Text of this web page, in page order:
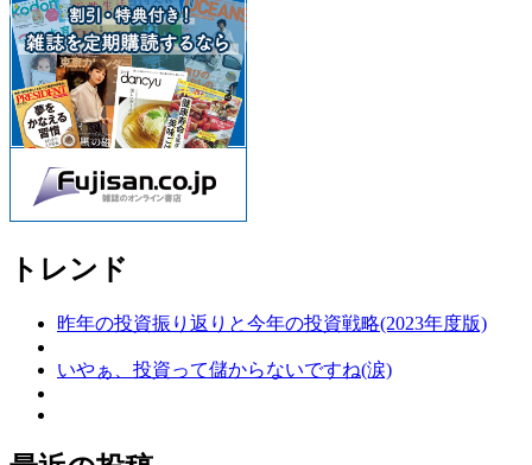
トレンド
昨年の投資振り返りと今年の投資戦略(2023年度版)
いやぁ、投資って儲からないですね(涙)